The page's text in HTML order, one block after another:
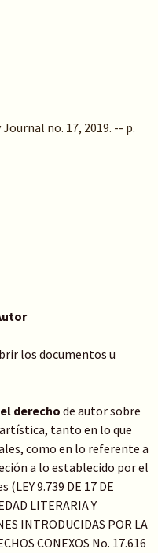
no. 17, 2019. -- p.
los documentos u
derecho de autor sobre
tanto en lo que
como en lo referente a
a lo establecido por el
9.739 DE 17 DE
LITERARIA Y
INTRODUCIDAS POR LA
CONEXOS No. 17.616